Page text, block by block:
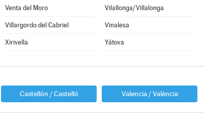
Venta del Moro Vilallonga/Villalonga
Villargordo del Cabriel Vinalesa
Xirivella Yátova
Castellón / Castelló Valencia / València